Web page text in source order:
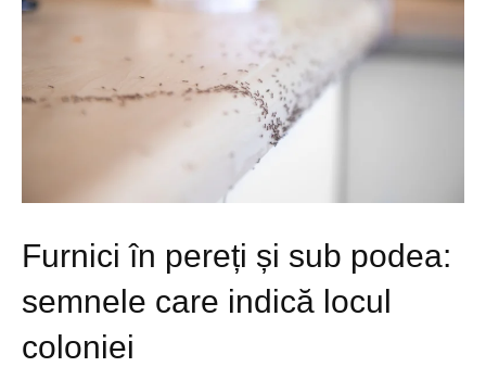
Furnici în pereți și sub podea:
semnele care indică locul
coloniei